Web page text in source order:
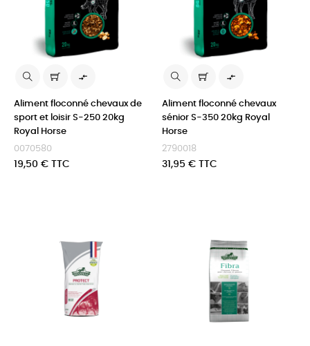

Aliment floconné chevaux de
sport et loisir S-250 20kg
Royal Horse
0070580
Prix
19,50 € TTC

Aliment floconné chevaux
sénior S-350 20kg Royal
Horse
2790018
Prix
31,95 € TTC